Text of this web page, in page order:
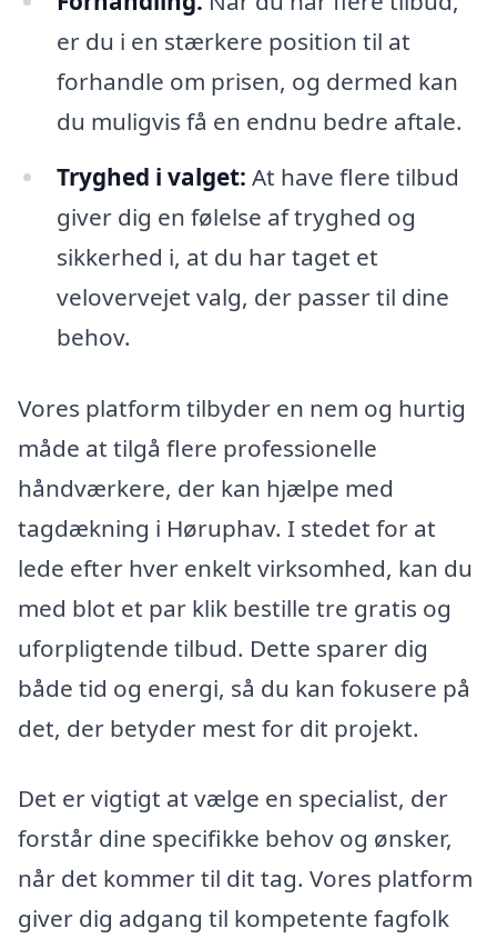
er du i en stærkere position til at
forhandle om prisen, og dermed kan
du muligvis få en endnu bedre aftale.
Tryghed i valget: At have flere tilbud
giver dig en følelse af tryghed og
sikkerhed i, at du har taget et
velovervejet valg, der passer til dine
behov.
Vores platform tilbyder en nem og hurtig
måde at tilgå flere professionelle
håndværkere, der kan hjælpe med
tagdækning i Høruphav. I stedet for at
lede efter hver enkelt virksomhed, kan du
med blot et par klik bestille tre gratis og
uforpligtende tilbud. Dette sparer dig
både tid og energi, så du kan fokusere på
det, der betyder mest for dit projekt.
Det er vigtigt at vælge en specialist, der
forstår dine specifikke behov og ønsker,
når det kommer til dit tag. Vores platform
giver dig adgang til kompetente fagfolk